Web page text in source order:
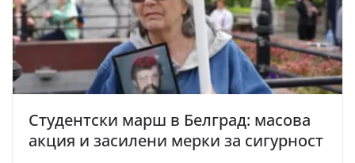
Студентски марш в Белград: масова
акция и засилени мерки за сигурност